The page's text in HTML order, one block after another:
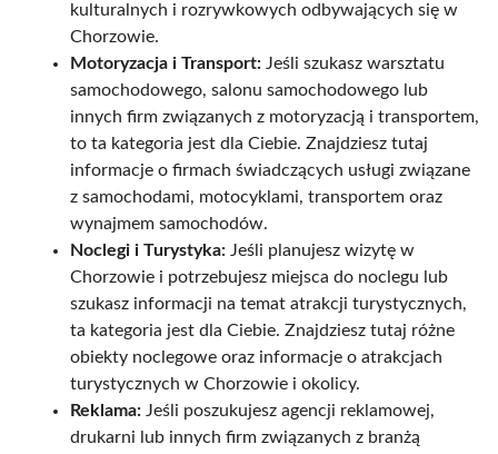
kulturalnych i rozrywkowych odbywających się w
Chorzowie.
Motoryzacja i Transport: Jeśli szukasz warsztatu
samochodowego, salonu samochodowego lub
innych firm związanych z motoryzacją i transportem,
to ta kategoria jest dla Ciebie. Znajdziesz tutaj
informacje o firmach świadczących usługi związane
z samochodami, motocyklami, transportem oraz
wynajmem samochodów.
Noclegi i Turystyka: Jeśli planujesz wizytę w
Chorzowie i potrzebujesz miejsca do noclegu lub
szukasz informacji na temat atrakcji turystycznych,
ta kategoria jest dla Ciebie. Znajdziesz tutaj różne
obiekty noclegowe oraz informacje o atrakcjach
turystycznych w Chorzowie i okolicy.
Reklama: Jeśli poszukujesz agencji reklamowej,
drukarni lub innych firm związanych z branżą